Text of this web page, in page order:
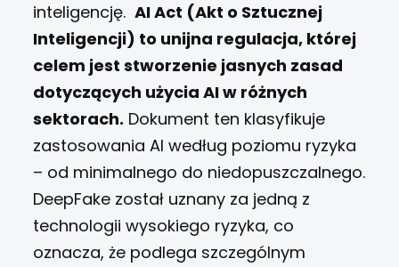
inteligencję. AI Act (Akt o Sztucznej
Inteligencji) to unijna regulacja, której
celem jest stworzenie jasnych zasad
dotyczących użycia AI w różnych
sektorach. Dokument ten klasyfikuje
zastosowania AI według poziomu ryzyka
– od minimalnego do niedopuszczalnego.
DeepFake został uznany za jedną z
technologii wysokiego ryzyka, co
oznacza, że podlega szczególnym